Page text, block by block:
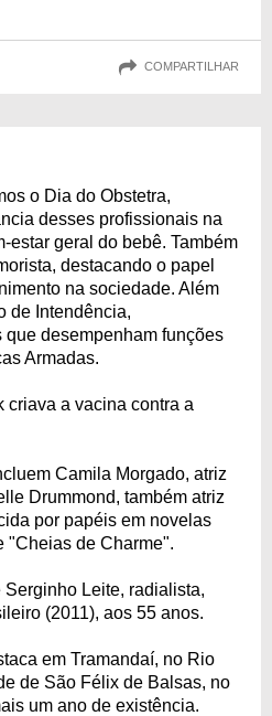
COMPARTILHAR
o Dia do Obstetra,
desses profissionais na
estar geral do bebê. Também
destacando o papel
na sociedade. Além
de Intendência,
desempenham funções
Armadas.
criava a vacina contra a
Camila Morgado, atriz
Drummond, também atriz
por papéis em novelas
"Cheias de Charme".
Serginho Leite, radialista,
(2011), aos 55 anos.
em Tramandaí, no Rio
de São Félix de Balsas, no
um ano de existência.